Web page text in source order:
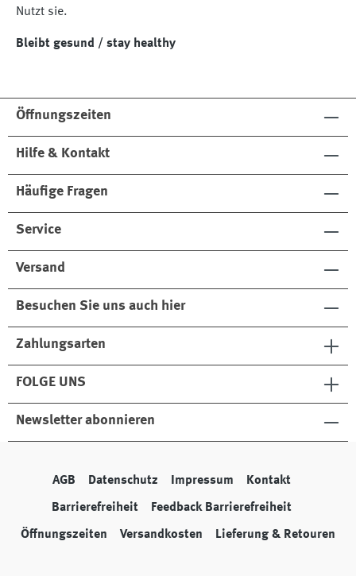
Nutzt sie.
Bleibt gesund / stay healthy
Öffnungszeiten
Hilfe & Kontakt
Häufige Fragen
Service
Versand
Besuchen Sie uns auch hier
Zahlungsarten
FOLGE UNS
Newsletter abonnieren
AGB Datenschutz Impressum Kontakt
Barrierefreiheit Feedback Barrierefreiheit
Öffnungszeiten Versandkosten Lieferung & Retouren